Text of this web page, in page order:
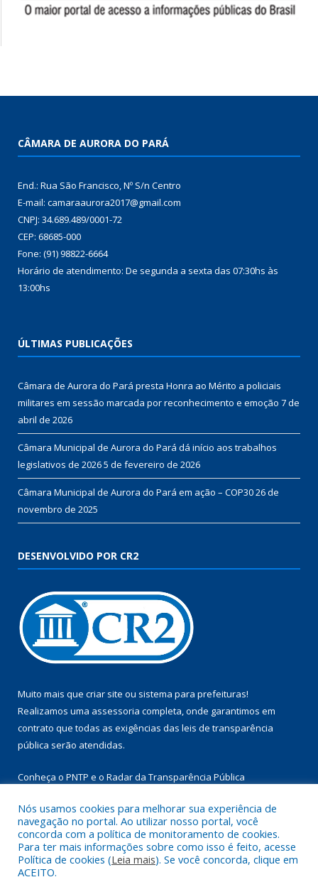
CÂMARA DE AURORA DO PARÁ
End.: Rua São Francisco, Nº S/n Centro
E-mail: camaraaurora2017@gmail.com
CNPJ: 34.689.489/0001-72
CEP: 68685-000
Fone: (91) 98822-6664
Horário de atendimento: De segunda a sexta das 07:30hs às
13:00hs
ÚLTIMAS PUBLICAÇÕES
Câmara de Aurora do Pará presta Honra ao Mérito a policiais
militares em sessão marcada por reconhecimento e emoção 7 de
abril de 2026
Câmara Municipal de Aurora do Pará dá início aos trabalhos
legislativos de 20265 de fevereiro de 2026
Câmara Municipal de Aurora do Pará em ação – COP3026 de
novembro de 2025
DESENVOLVIDO POR CR2
Muito mais que criar site ou sistema para prefeituras!
Realizamos uma assessoria completa, onde garantimos em
contrato que todas as exigências das leis de transparência
pública serão atendidas.
Conheça o PNTP e o Radar da Transparência Pública
Todos os direitos reservados a Câmara Municipal de Aurora do
Pará.
Nós usamos cookies para melhorar sua experiência de
navegação no portal. Ao utilizar nosso portal, você
concorda com a política de monitoramento de cookies.
Para ter mais informações sobre como isso é feito, acesse
Política de cookies (Leia mais). Se você concorda, clique em
ACEITO.